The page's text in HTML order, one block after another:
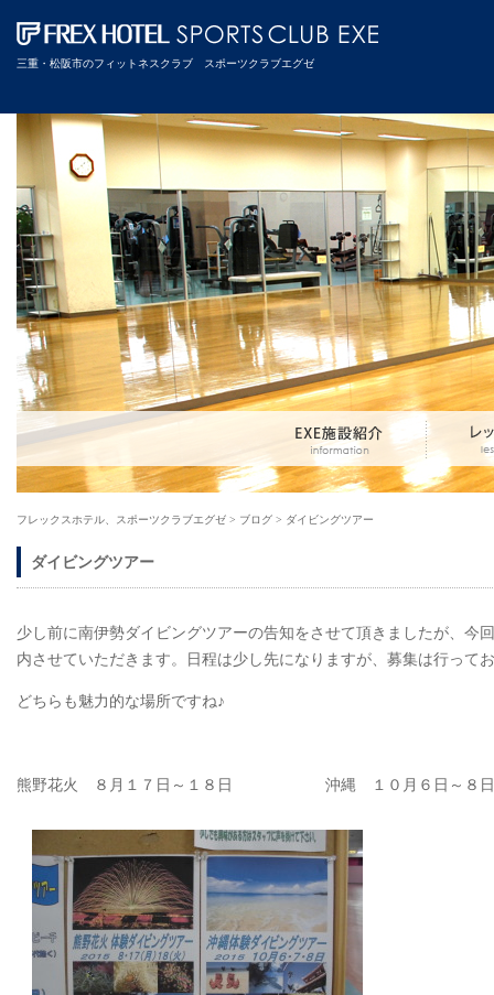
三重・松阪市のフィットネスクラブ スポーツクラブエグゼ
フレックスホテル、スポーツクラブエグゼ > ブログ > ダイビングツアー
ダイビングツアー
少し前に南伊勢ダイビングツアーの告知をさせて頂きましたが、今
内させていただきます。日程は少し先になりますが、募集は行って
どちらも魅力的な場所ですね♪
熊野花火 ８月１７日～１８日 沖縄 １０月６日～８日